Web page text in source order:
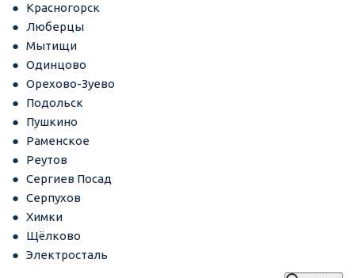
Красногорск
Люберцы
Мытищи
Одинцово
Орехово-Зуево
Подольск
Пушкино
Раменское
Реутов
Сергиев Посад
Серпухов
Химки
Щёлково
Электросталь